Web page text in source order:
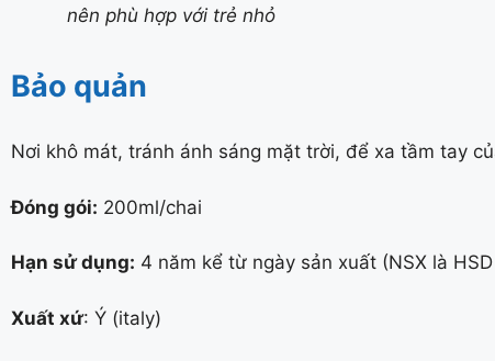
nên phù hợp với trẻ nhỏ
Bảo quản
Nơi khô mát, tránh ánh sáng mặt trời, để xa tầm tay
Đóng gói: 200ml/chai
Hạn sử dụng: 4 năm kể từ ngày sản xuất (NSX là
Xuất xứ: Ý (italy)